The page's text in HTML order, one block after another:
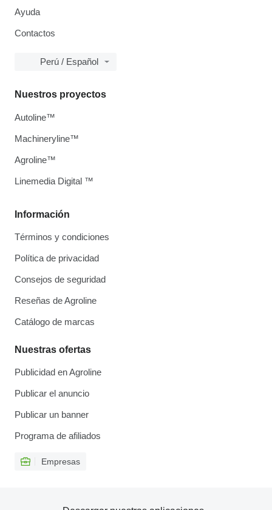
Ayuda
Contactos
Perú / Español
Información
Términos y condiciones
Política de privacidad
Consejos de seguridad
Reseñas de Agroline
Catálogo de marcas
Nuestras ofertas
Publicidad en Agroline
Publicar el anuncio
Publicar un banner
Programa de afiliados
Empresas
Nuestros proyectos
Autoline™
Machineryline™
Agroline™
Linemedia Digital ™